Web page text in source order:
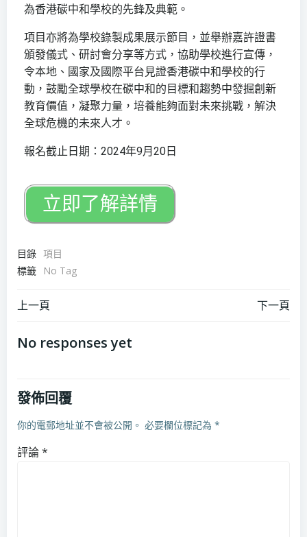
為香港碳中和學校的先鋒及典範。
項目亦將為學校錄製成果展示節目，並舉辦嘉許證書
頒發儀式、研討會分享等方式，協助學校進行宣傳，
令本地、國家及國際平台見證香港碳中和學校的行
動，鼓勵全球學校在碳中和的目標和趨勢中發掘創新
教育價值，凝聚力量，培養能夠面對未來挑戰，解決
全球危機的未來人才。
報名截止日期：2024年9月20日
立即了解詳情
目錄 項目
標籤
No Tag
上一頁 下一頁
No responses yet
發佈回覆
你的電郵地址並不會被公開。 必要欄位標記為 *
評論*